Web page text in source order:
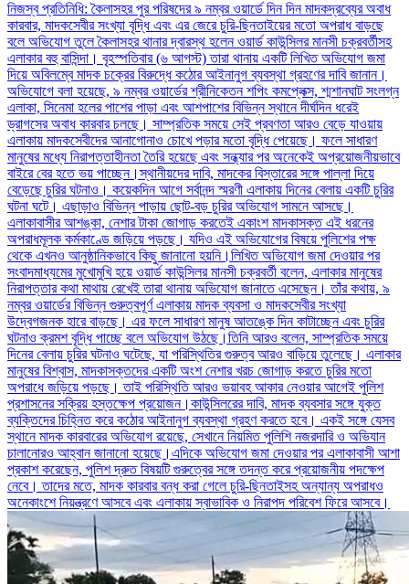
নিজস্ব প্রতিনিধি: কৈলাসহর পুর পরিষদের ৯ নম্বর ওয়ার্ডে দিন দিন মাদকদ্রব্যের অবাধ
কারবার, মাদকসেবীর সংখ্যা বৃদ্ধি এবং এর জেরে চুরি-ছিনতাইয়ের মতো অপরাধ বাড়ছে
বলে অভিযোগ তুলে কৈলাসহর থানার দ্বারস্থ হলেন ওয়ার্ড কাউন্সিলর মানসী চক্রবর্তীসহ
এলাকার বহু বাসিন্দা। বৃহস্পতিবার (৬ আগস্ট) তারা থানায় একটি লিখিত অভিযোগ জমা
দিয়ে অবিলম্বে মাদক চক্রের বিরুদ্ধে কঠোর আইনানুগ ব্যবস্থা গ্রহণের দাবি জানান।
অভিযোগে বলা হয়েছে, ৯ নম্বর ওয়ার্ডের শ্রীনিকেতন শপিং কমপ্লেক্স, শ্মশানঘাট সংলগ্ন
এলাকা, সিনেমা হলের পাশের পাড়া এবং আশপাশের বিভিন্ন স্থানে দীর্ঘদিন ধরেই
ড্রাগসের অবাধ কারবার চলছে। সাম্প্রতিক সময়ে সেই প্রবণতা আরও বেড়ে যাওয়ায়
এলাকায় মাদকসেবীদের আনাগোনাও চোখে পড়ার মতো বৃদ্ধি পেয়েছে। ফলে সাধারণ
মানুষের মধ্যে নিরাপত্তাহীনতা তৈরি হয়েছে এবং সন্ধ্যার পর অনেকেই অপ্রয়োজনীয়ভাবে
বাইরে বের হতে ভয় পাচ্ছেন।স্থানীয়দের দাবি, মাদকের বিস্তারের সঙ্গে পাল্লা দিয়ে
বেড়েছে চুরির ঘটনাও। কয়েকদিন আগে সর্বানন্দ স্মরণী এলাকায় দিনের বেলায় একটি চুরির
ঘটনা ঘটে। এছাড়াও বিভিন্ন পাড়ায় ছোট-বড় চুরির অভিযোগ সামনে আসছে।
এলাকাবাসীর আশঙ্কা, নেশার টাকা জোগাড় করতেই একাংশ মাদকাসক্ত এই ধরনের
অপরাধমূলক কর্মকাণ্ডে জড়িয়ে পড়ছে। যদিও এই অভিযোগের বিষয়ে পুলিশের পক্ষ
থেকে এখনও আনুষ্ঠানিকভাবে কিছু জানানো হয়নি।লিখিত অভিযোগ জমা দেওয়ার পর
সংবাদমাধ্যমের মুখোমুখি হয়ে ওয়ার্ড কাউন্সিলর মানসী চক্রবর্তী বলেন, এলাকার মানুষের
নিরাপত্তার কথা মাথায় রেখেই তারা থানায় অভিযোগ জানাতে এসেছেন। তাঁর কথায়, ৯
নম্বর ওয়ার্ডের বিভিন্ন গুরুত্বপূর্ণ এলাকায় মাদক ব্যবসা ও মাদকসেবীর সংখ্যা
উদ্বেগজনক হারে বাড়ছে। এর ফলে সাধারণ মানুষ আতঙ্কে দিন কাটাচ্ছেন এবং চুরির
ঘটনাও ক্রমশ বৃদ্ধি পাচ্ছে বলে অভিযোগ উঠছে।তিনি আরও বলেন, সাম্প্রতিক সময়ে
দিনের বেলায় চুরির ঘটনাও ঘটেছে, যা পরিস্থিতির গুরুত্ব আরও বাড়িয়ে তুলেছে। এলাকার
মানুষের বিশ্বাস, মাদকাসক্তদের একটি অংশ নেশার খরচ জোগাড় করতে চুরির মতো
অপরাধে জড়িয়ে পড়ছে। তাই পরিস্থিতি আরও ভয়াবহ আকার নেওয়ার আগেই পুলিশ
প্রশাসনের সক্রিয় হস্তক্ষেপ প্রয়োজন।কাউন্সিলরের দাবি, মাদক ব্যবসার সঙ্গে যুক্ত
ব্যক্তিদের চিহ্নিত করে কঠোর আইনানুগ ব্যবস্থা গ্রহণ করতে হবে। একই সঙ্গে যেসব
স্থানে মাদক কারবারের অভিযোগ রয়েছে, সেখানে নিয়মিত পুলিশি নজরদারি ও অভিযান
চালানোরও আহ্বান জানানো হয়েছে।এদিকে অভিযোগ জমা দেওয়ার পর এলাকাবাসী আশা
প্রকাশ করেছেন, পুলিশ দ্রুত বিষয়টি গুরুত্বের সঙ্গে তদন্ত করে প্রয়োজনীয় পদক্ষেপ
নেবে। তাদের মতে, মাদক কারবার বন্ধ করা গেলে চুরি-ছিনতাইসহ অন্যান্য অপরাধও
অনেকাংশে নিয়ন্ত্রণে আসবে এবং এলাকায় স্বাভাবিক ও নিরাপদ পরিবেশ ফিরে আসবে।